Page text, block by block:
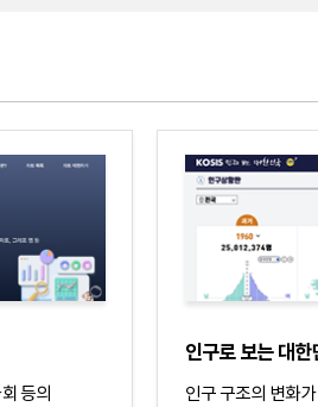
등의
인구로 보는 대한
인구 구조의 변화